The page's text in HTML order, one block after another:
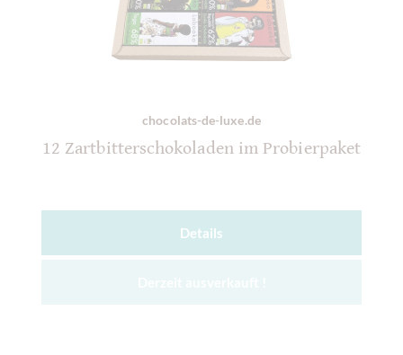
chocolats-de-luxe.de
12 Zartbitterschokoladen im Probierpaket
Details